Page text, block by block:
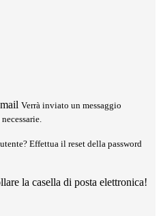
Verrà inviato un messaggio
Effettua il reset della password
la casella di posta elettronica!